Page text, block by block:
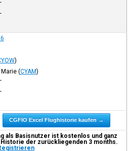
)
(CYAM)
CGFIO Excel Flughistorie kaufen →
als Basisnutzer ist kostenlos und ganz
Historie der zurückliegenden 3 months.